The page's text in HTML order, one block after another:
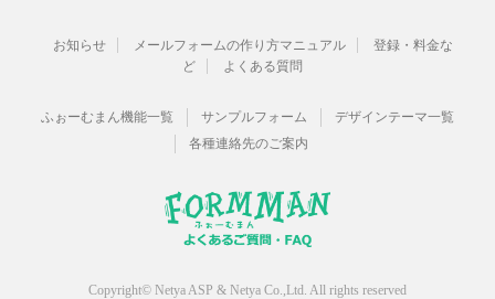
お知らせ メールフォームの作り方マニュアル
登録・料金な
ど
よくある質問
ふぉーむまん機能一覧 サンプルフォーム
デザインテーマ一覧
各種連絡先のご案内
Copyright© Netya ASP & Netya Co.,Ltd. All rights reserved